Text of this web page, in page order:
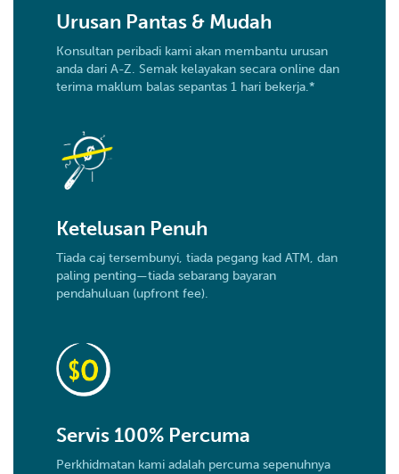
Urusan Pantas & Mudah
Konsultan peribadi kami akan membantu urusan
anda dari A-Z. Semak kelayakan secara online dan
terima maklum balas sepantas 1 hari bekerja.*
Ketelusan Penuh
Tiada caj tersembunyi, tiada pegang kad ATM, dan
paling penting—tiada sebarang bayaran
pendahuluan (upfront fee).
Servis 100% Percuma
Perkhidmatan kami adalah percuma sepenuhnya